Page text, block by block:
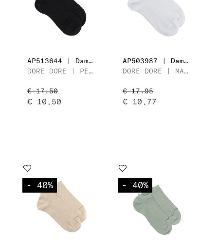
AP513644 | Dames Sneaker
DORE DORE | PETITE RÉSILLE
€ 17.50
€ 10.50
AP503987 | Dames Sneaker
DORE DORE | MAILLE UNIE AVEC LUREX
€ 17.95
€ 10.77
- 40% - 40%